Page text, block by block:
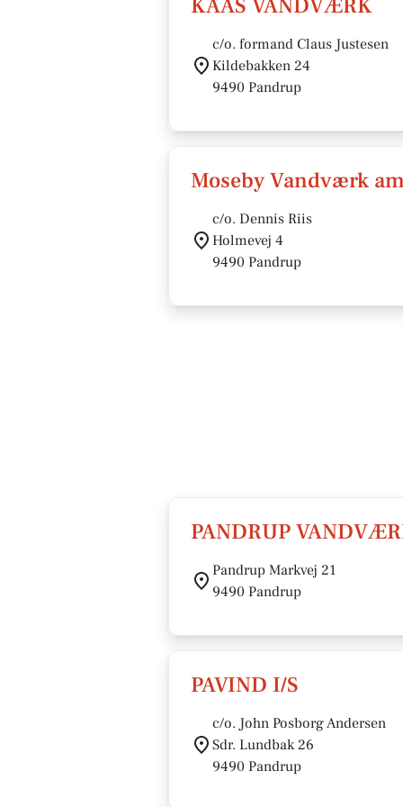
KAAS VANDVÆRK
c/o. formand Claus Justesen
Kildebakken 24
9490 Pandrup
Moseby Vandværk
c/o. Dennis Riis
Holmevej 4
9490 Pandrup
PANDRUP
Pandrup Markvej 21
9490 Pandrup
PAVIND I/S
c/o. John Posborg Andersen
Sdr. Lundbak 26
9490 Pandrup